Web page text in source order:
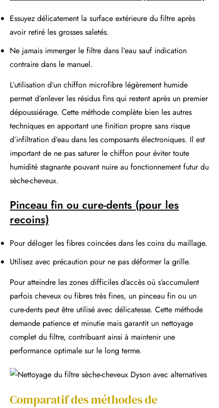
Essuyez délicatement la surface extérieure du filtre après
avoir retiré les grosses saletés.
Ne jamais immerger le filtre dans l’eau sauf indication
contraire dans le manuel.
L’utilisation d’un chiffon microfibre légèrement humide
permet d’enlever les résidus fins qui restent après un premier
dépoussiérage. Cette méthode complète bien les autres
techniques en apportant une finition propre sans risque
d’infiltration d’eau dans les composants électroniques. Il est
important de ne pas saturer le chiffon pour éviter toute
humidité stagnante pouvant nuire au fonctionnement futur du
sèche-cheveux.
Pinceau fin ou cure-dents (pour les
recoins)
Pour déloger les fibres coincées dans les coins du maillage.
Utilisez avec précaution pour ne pas déformer la grille.
Pour atteindre les zones difficiles d’accès où s’accumulent
parfois cheveux ou fibres très fines, un pinceau fin ou un
cure-dents peut être utilisé avec délicatesse. Cette méthode
demande patience et minutie mais garantit un nettoyage
complet du filtre, contribuant ainsi à maintenir une
performance optimale sur le long terme.
Comparatif des méthodes de